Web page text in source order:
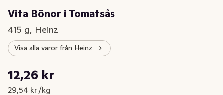
Vita Bönor i Tomatsås
415 g, Heinz
Visa alla varor från Heinz
Nuvarande pris är: 12,26 kr
12,26 kr
29,54 kr /kg
Styckpris: 29,54 kr /kg